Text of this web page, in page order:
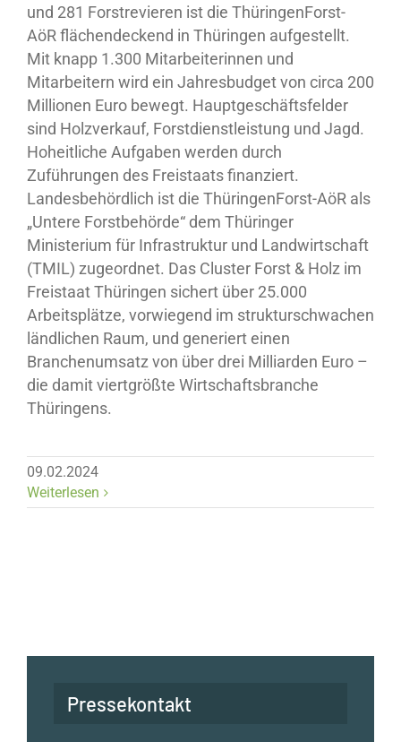
und 281 Forstrevieren ist die ThüringenForst-
AöR flächendeckend in Thüringen aufgestellt.
Mit knapp 1.300 Mitarbeiterinnen und
Mitarbeitern wird ein Jahresbudget von circa 200
Millionen Euro bewegt. Hauptgeschäftsfelder
sind Holzverkauf, Forstdienstleistung und Jagd.
Hoheitliche Aufgaben werden durch
Zuführungen des Freistaats finanziert.
Landesbehördlich ist die ThüringenForst-AöR als
„Untere Forstbehörde“ dem Thüringer
Ministerium für Infrastruktur und Landwirtschaft
(TMIL) zugeordnet. Das Cluster Forst & Holz im
Freistaat Thüringen sichert über 25.000
Arbeitsplätze, vorwiegend im strukturschwachen
ländlichen Raum, und generiert einen
Branchenumsatz von über drei Milliarden Euro –
die damit viertgrößte Wirtschaftsbranche
Thüringens.
09.02.2024
Weiterlesen
Pressekontakt